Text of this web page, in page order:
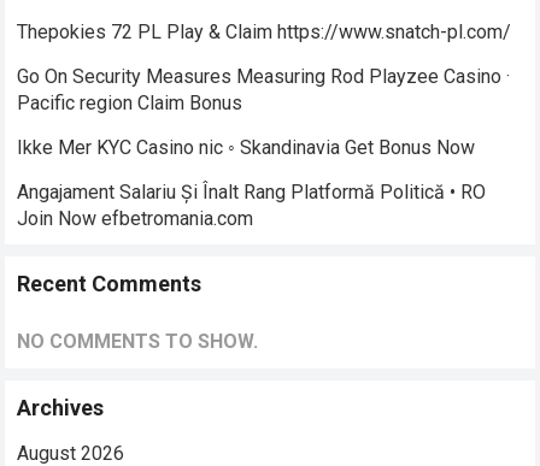
Thepokies 72 PL Play & Claim https://www.snatch-pl.com/
Go On Security Measures Measuring Rod Playzee Casino ·
Pacific region Claim Bonus
Ikke Mer KYC Casino nic ◦ Skandinavia Get Bonus Now
Angajament Salariu Și Înalt Rang Platformă Politică • RO
Join Now efbetromania.com
Recent Comments
NO COMMENTS TO SHOW.
Archives
August 2026